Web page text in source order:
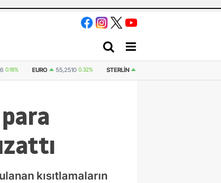
STERLIN 64,4811 0.38% İSVIÇRE FRANKI
kısıtlamaların